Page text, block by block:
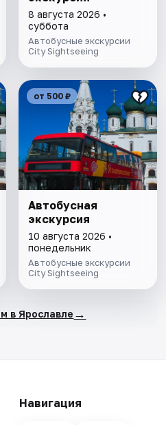
8 августа 2026 •
суббота
Автобусные экскурсии
City Sightseeing
от 500 ₽
Автобусная
экскурсия
10 августа 2026 •
понедельник
Автобусные экскурсии
City Sightseeing
в Ярославле →
Навигация